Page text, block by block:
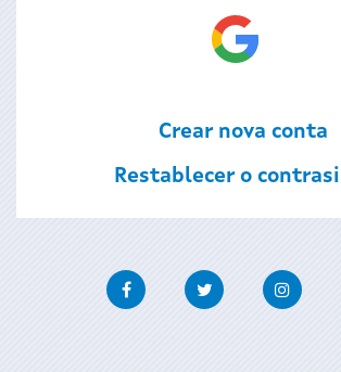
Login
with
Crear nova conta
Restablecer o
FacebookTwitter